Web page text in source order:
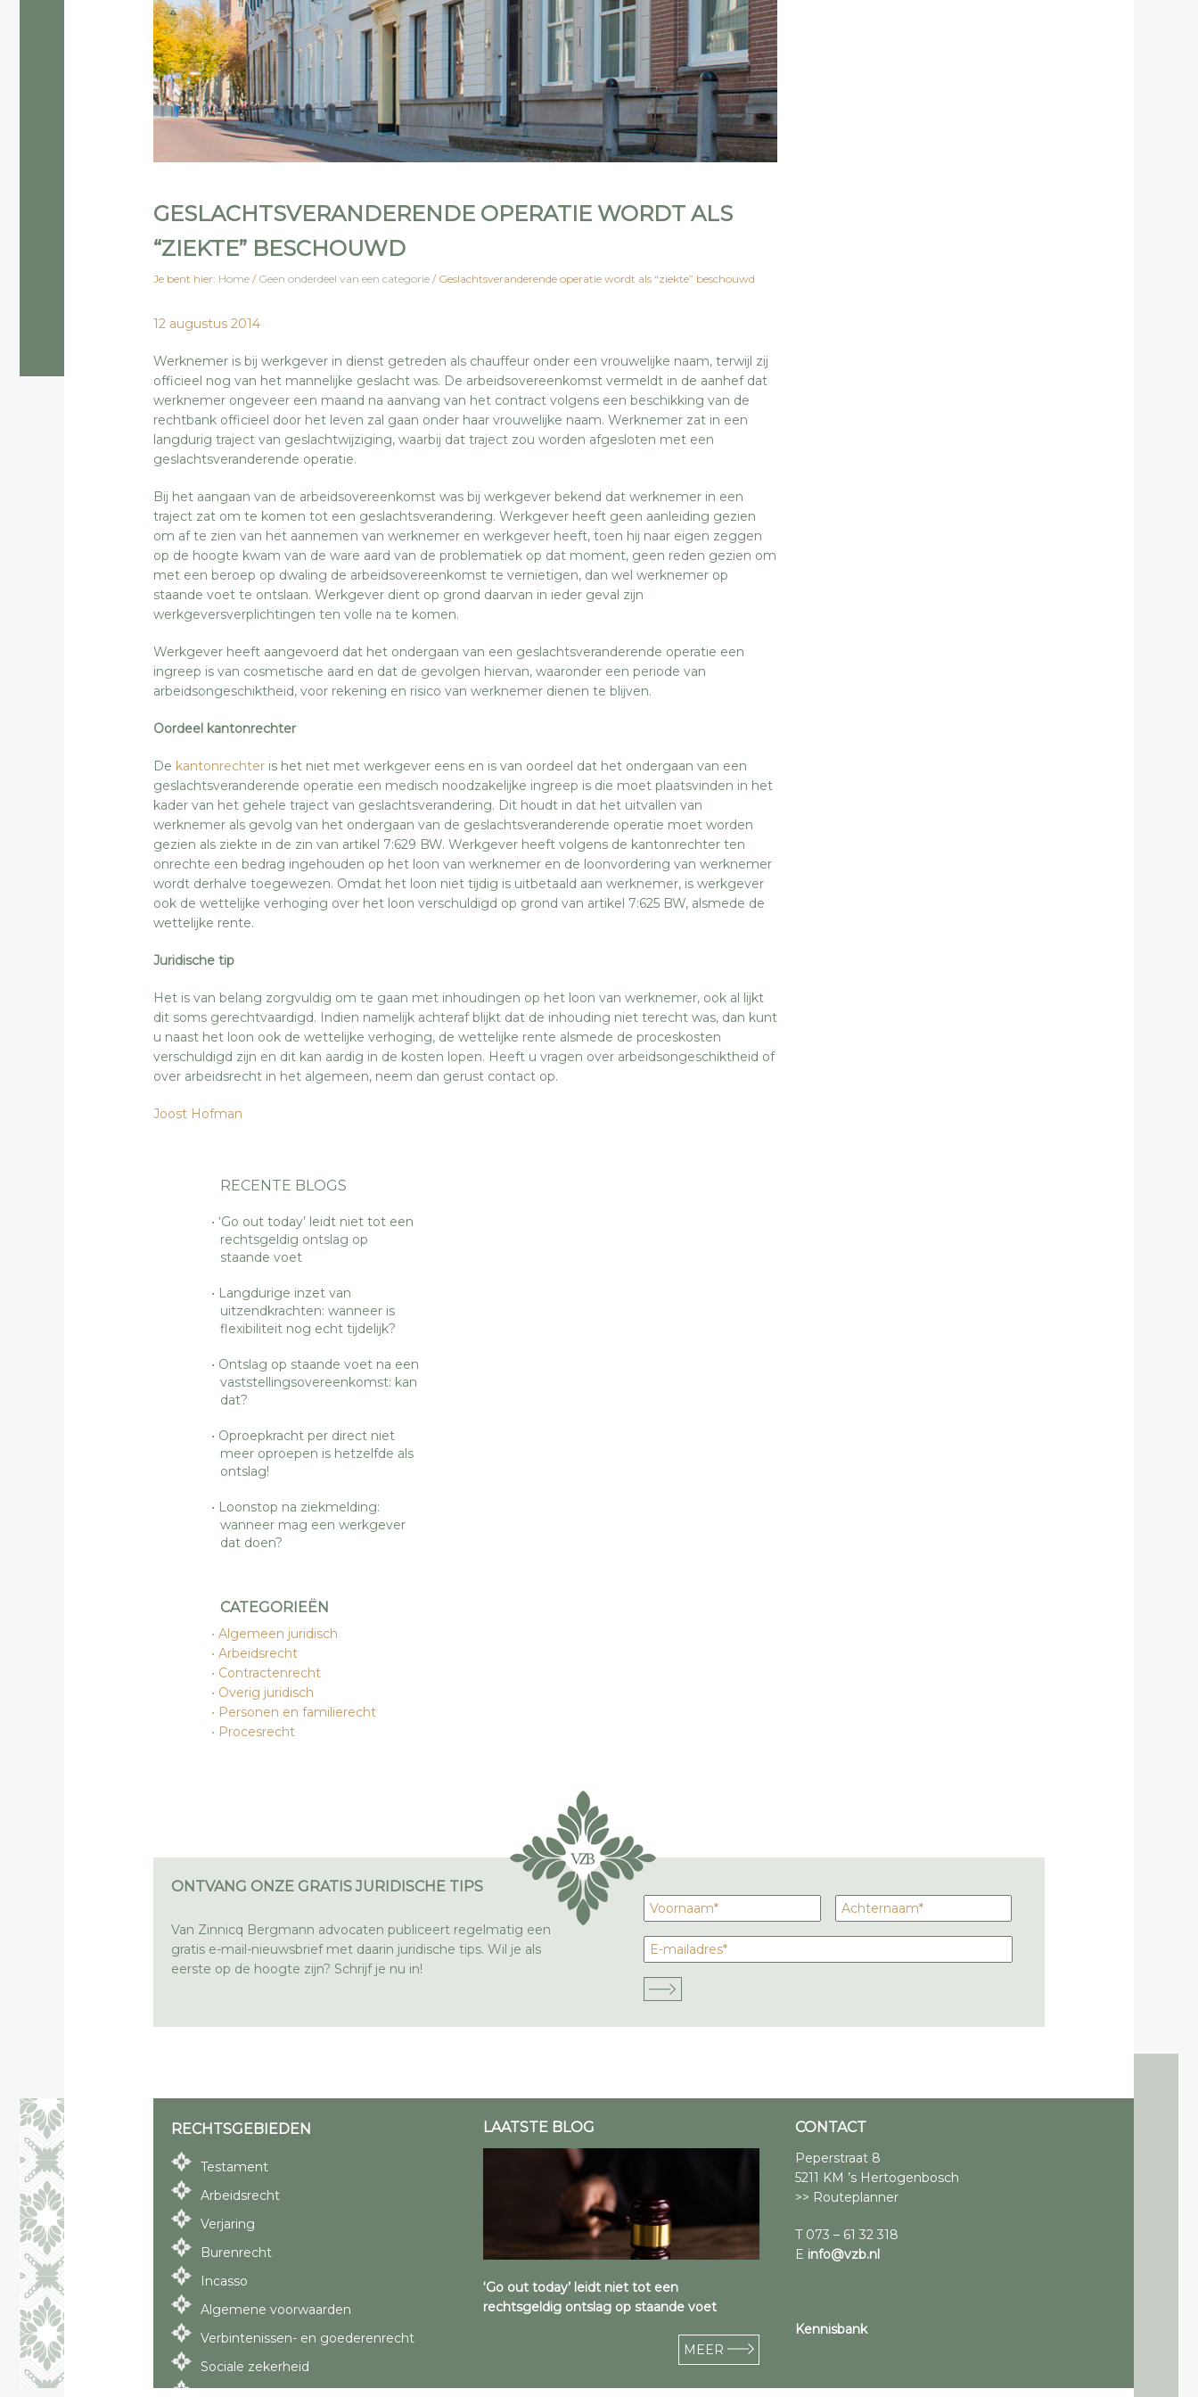
GESLACHTSVERANDERENDE OPERATIE WORDT ALS
“ZIEKTE” BESCHOUWD
Je bent hier: Home / Geen onderdeel van een categorie /Geslachtsveranderende operatie wordt als “ziekte” beschouwd
12 augustus 2014
Werknemer is bij werkgever in dienst getreden als chauffeur onder een vrouwelijke naam, terwijl zij
officieel nog van het mannelijke geslacht was. De arbeidsovereenkomst vermeldt in de aanhef dat
werknemer ongeveer een maand na aanvang van het contract volgens een beschikking van de
rechtbank officieel door het leven zal gaan onder haar vrouwelijke naam. Werknemer zat in een
langdurig traject van geslachtwijziging, waarbij dat traject zou worden afgesloten met een
geslachtsveranderende operatie.
Bij het aangaan van de arbeidsovereenkomst was bij werkgever bekend dat werknemer in een
traject zat om te komen tot een geslachtsverandering. Werkgever heeft geen aanleiding gezien
om af te zien van het aannemen van werknemer en werkgever heeft, toen hij naar eigen zeggen
op de hoogte kwam van de ware aard van de problematiek op dat moment, geen reden gezien om
met een beroep op dwaling de arbeidsovereenkomst te vernietigen, dan wel werknemer op
staande voet te ontslaan. Werkgever dient op grond daarvan in ieder geval zijn
werkgeversverplichtingen ten volle na te komen.
Werkgever heeft aangevoerd dat het ondergaan van een geslachtsveranderende operatie een
ingreep is van cosmetische aard en dat de gevolgen hiervan, waaronder een periode van
arbeidsongeschiktheid, voor rekening en risico van werknemer dienen te blijven.
Oordeel kantonrechter
De kantonrechter is het niet met werkgever eens en is van oordeel dat het ondergaan van een
geslachtsveranderende operatie een medisch noodzakelijke ingreep is die moet plaatsvinden in het
kader van het gehele traject van geslachtsverandering. Dit houdt in dat het uitvallen van
werknemer als gevolg van het ondergaan van de geslachtsveranderende operatie moet worden
gezien als ziekte in de zin van artikel 7:629 BW. Werkgever heeft volgens de kantonrechter ten
onrechte een bedrag ingehouden op het loon van werknemer en de loonvordering van werknemer
wordt derhalve toegewezen. Omdat het loon niet tijdig is uitbetaald aan werknemer, is werkgever
ook de wettelijke verhoging over het loon verschuldigd op grond van artikel 7:625 BW, alsmede de
wettelijke rente.
Juridische tip
Het is van belang zorgvuldig om te gaan met inhoudingen op het loon van werknemer, ook al lijkt
dit soms gerechtvaardigd. Indien namelijk achteraf blijkt dat de inhouding niet terecht was, dan kunt
u naast het loon ook de wettelijke verhoging, de wettelijke rente alsmede de proceskosten
verschuldigd zijn en dit kan aardig in de kosten lopen. Heeft u vragen over arbeidsongeschiktheid of
over arbeidsrecht in het algemeen, neem dan gerust contact op.
Joost Hofman
RECENTE BLOGS
‘Go out today’ leidt niet tot een
rechtsgeldig ontslag op
staande voet
Langdurige inzet van
uitzendkrachten: wanneer is
flexibiliteit nog echt tijdelijk?
Ontslag op staande voet na een
vaststellingsovereenkomst: kan
dat?
Oproepkracht per direct niet
meer oproepen is hetzelfde als
ontslag!
Loonstop na ziekmelding:
wanneer mag een werkgever
dat doen?
CATEGORIEËN
Algemeen juridisch
Arbeidsrecht
Contractenrecht
Overig juridisch
Personen en familierecht
Procesrecht
ONTVANG ONZE GRATIS JURIDISCHE TIPS
Van Zinnicq Bergmann advocaten publiceert regelmatig een
gratis e-mail-nieuwsbrief met daarin juridische tips. Wil je als
eerste op de hoogte zijn? Schrijf je nu in!
RECHTSGEBIEDEN
Testament
Arbeidsrecht
Verjaring
Burenrecht
Incasso
Algemene voorwaarden
Verbintenissen- en goederenrecht
Sociale zekerheid
LAATSTE BLOG
‘Go out today’ leidt niet tot een
rechtsgeldig ontslag op staande voet
MEER
CONTACT
Peperstraat 8
5211 KM ’s Hertogenbosch
>> Routeplanner
T 073 – 61 32 318
E info@vzb.nl
Kennisbank